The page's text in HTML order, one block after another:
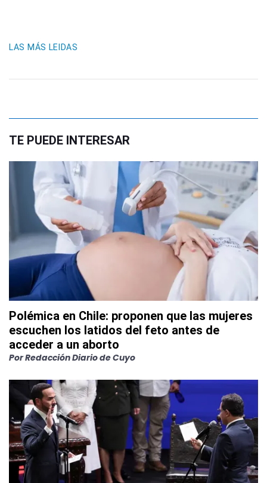
LAS MÁS LEIDAS
TE PUEDE INTERESAR
Polémica en Chile: proponen que las mujeres
escuchen los latidos del feto antes de
acceder a un aborto
PorRedacción Diario de Cuyo